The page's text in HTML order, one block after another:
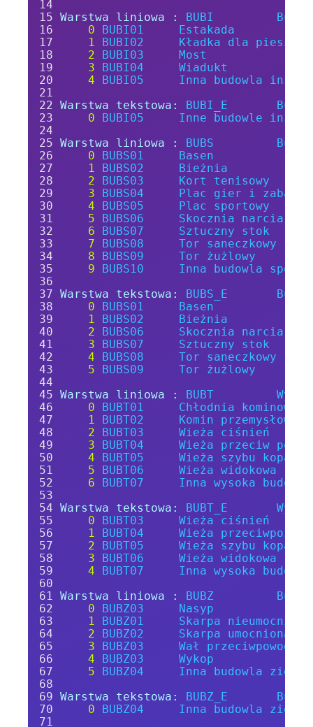
Warstwa liniowa :
BUBI
0
BUBI01
Estakada
1
BUBI02 Kładka dla
pieszych
2
BUBI03
Most
3
BUBI04
Wiadukt
4
BUBI05 Inna budowla
Warstwa tekstowa:
BUBI_E
0
BUBI05 Inne budowle
Warstwa liniowa :
BUBS
0
BUBS01
Basen
1
BUBS02
Bieżnia
2
BUBS03 Kort
tenisowy
3
BUBS04 Plac gier i
zabaw
4
BUBS05 Plac
sportowy
5
BUBS06 Skocznia
narciarska
6
BUBS07 Sztuczny
stok
7
BUBS08 Tor
saneczkowy
8
BUBS09 Tor
żużlowy
9
BUBS10 Inna budowla
Warstwa tekstowa:
BUBS_E
0
BUBS01
Basen
1
BUBS02
Bieżnia
2
BUBS06 Skocznia
narciarska
3
BUBS07 Sztuczny
stok
4
BUBS08 Tor
saneczkowy
5
BUBS09 Tor
żużlowy
Warstwa liniowa :
BUBT
0
BUBT01 Chłodnia
kominowa
1
BUBT02 Komin
przemysłowy
2
BUBT03 Wieża
ciśnień
3
BUBT04 Wieża przeciw
4
BUBT05 Wieża szybu
5
BUBT06 Wieża widokowa
6
BUBT07 Inna wysoka
budowla
Warstwa tekstowa:
BUBT_E
0
BUBT03 Wieża
ciśnień
1
BUBT04 Wieża
2
BUBT05 Wieża szybu
3
BUBT06 Wieża widokowa
4
BUBT07 Inna wysoka
budowla
Warstwa liniowa :
BUBZ
0
BUBZ03
Nasyp
1
BUBZ01 Skarpa
nieumocniona
2
BUBZ02 Skarpa
umocniona
3
BUBZ03 Wał
4
BUBZ03
Wykop
5
BUBZ04 Inna budowla
ziemna
Warstwa tekstowa:
BUBZ_E
0
BUBZ04 Inna budowla
ziemna